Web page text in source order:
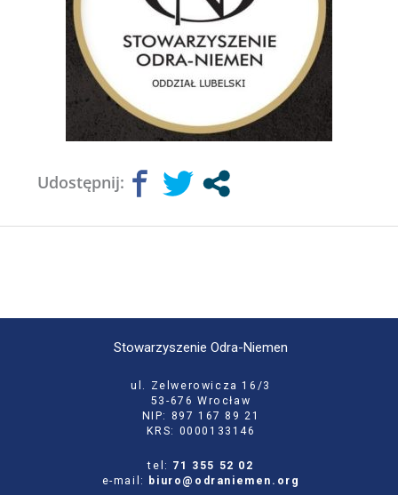
Udostępnij:
Stowarzyszenie Odra-Niemen
ul. Zelwerowicza 16/3
53-676 Wrocław
NIP: 897 167 89 21
KRS: 0000133146
tel: 71 355 52 02
e-mail:
biuro@odraniemen.org